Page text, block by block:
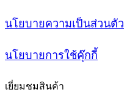
นโยบายความเป็นส่วนตัว
นโยบายการใช้คุ๊กกี้
เยี่ยมชมสินค้า